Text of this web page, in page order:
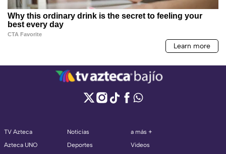
TV Azteca
Azteca UNO
Noticias
Deportes
a más +
Videos